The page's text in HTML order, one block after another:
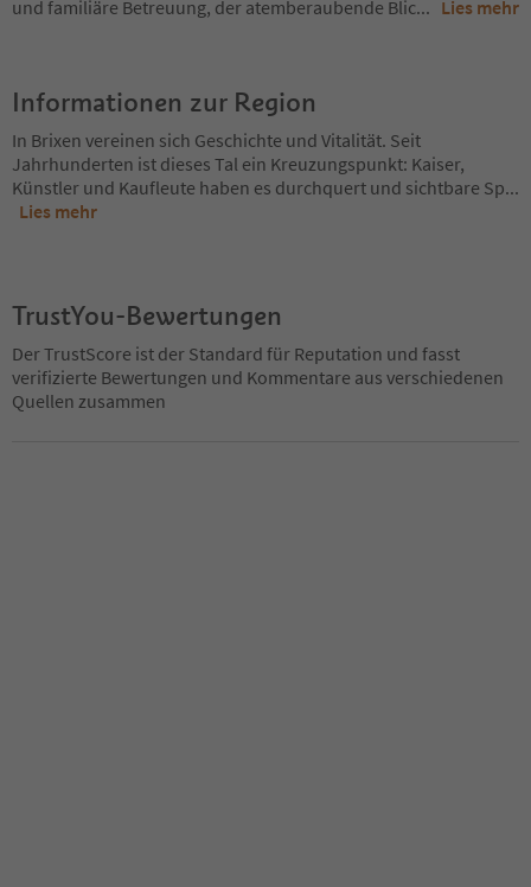
und familiäre Betreuung, der atemberaubende Blic... Lies mehr
Informationen zur Region
In Brixen vereinen sich Geschichte und Vitalität. Seit
Jahrhunderten ist dieses Tal ein Kreuzungspunkt: Kaiser,
Künstler und Kaufleute haben es durchquert und sichtbare Sp...
Lies mehr
TrustYou-Bewertungen
Der TrustScore ist der Standard für Reputation und fasst
verifizierte Bewertungen und Kommentare aus verschiedenen
Quellen zusammen